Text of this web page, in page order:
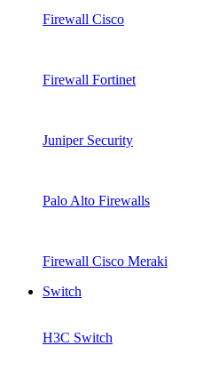
Firewall Cisco
Firewall Fortinet
Juniper Security
Palo Alto Firewalls
Firewall Cisco Meraki
Switch
H3C Switch